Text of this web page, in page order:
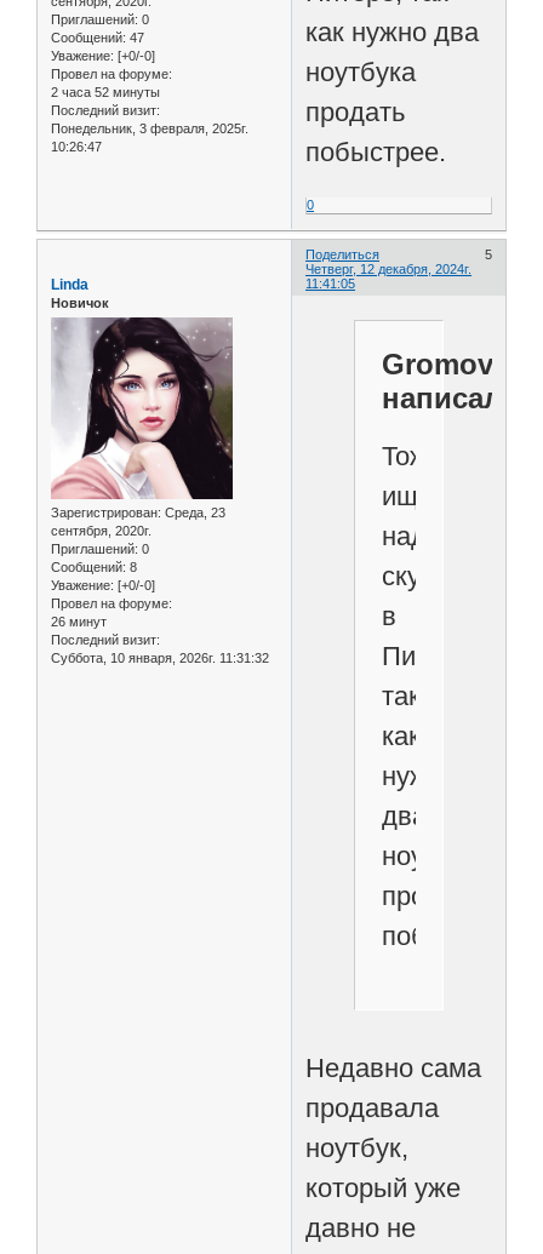
Приглашений: 0
Сообщений: 47
Уважение: [+0/-0]
Провел на форуме:
2 часа 52 минуты
Последний визит:
Понедельник, 3 февраля, 2025г.
10:26:47
как нужно два
ноутбука
продать
побыстрее.
0
Поделиться
5
Четверг, 12 декабря, 2024г.
11:41:05
Linda
Новичок
Зарегистрирован: Среда, 23
сентября, 2020г.
Приглашений: 0
Сообщений: 8
Уважение: [+0/-0]
Провел на форуме:
26 минут
Последний визит:
Суббота, 10 января, 2026г. 11:31:32
Gromov
Тоже
ищу
надежные
скупки
в
Питере,
так
как
нужно
два
ноутбука
продать
побыстрее.
Недавно сама
продавала
ноутбук,
который уже
давно не